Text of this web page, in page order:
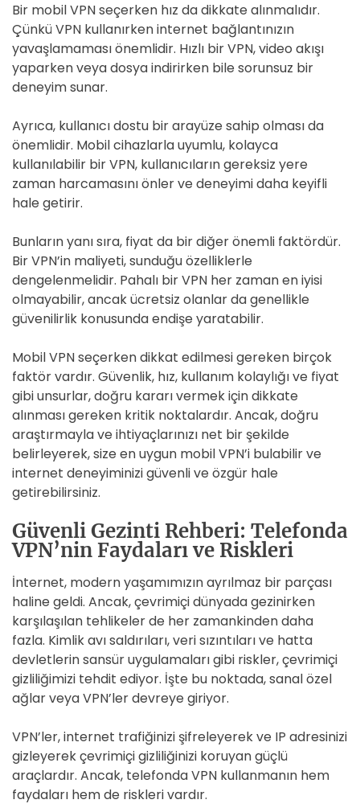
Bir mobil VPN seçerken hız da dikkate alınmalıdır.
Çünkü VPN kullanırken internet bağlantınızın
yavaşlamaması önemlidir. Hızlı bir VPN, video akışı
yaparken veya dosya indirirken bile sorunsuz bir
deneyim sunar.
Ayrıca, kullanıcı dostu bir arayüze sahip olması da
önemlidir. Mobil cihazlarla uyumlu, kolayca
kullanılabilir bir VPN, kullanıcıların gereksiz yere
zaman harcamasını önler ve deneyimi daha keyifli
hale getirir.
Bunların yanı sıra, fiyat da bir diğer önemli faktördür.
Bir VPN’in maliyeti, sunduğu özelliklerle
dengelenmelidir. Pahalı bir VPN her zaman en iyisi
olmayabilir, ancak ücretsiz olanlar da genellikle
güvenilirlik konusunda endişe yaratabilir.
Mobil VPN seçerken dikkat edilmesi gereken birçok
faktör vardır. Güvenlik, hız, kullanım kolaylığı ve fiyat
gibi unsurlar, doğru kararı vermek için dikkate
alınması gereken kritik noktalardır. Ancak, doğru
araştırmayla ve ihtiyaçlarınızı net bir şekilde
belirleyerek, size en uygun mobil VPN’i bulabilir ve
internet deneyiminizi güvenli ve özgür hale
getirebilirsiniz.
Güvenli Gezinti Rehberi: Telefonda
VPN’nin Faydaları ve Riskleri
İnternet, modern yaşamımızın ayrılmaz bir parçası
haline geldi. Ancak, çevrimiçi dünyada gezinirken
karşılaşılan tehlikeler de her zamankinden daha
fazla. Kimlik avı saldırıları, veri sızıntıları ve hatta
devletlerin sansür uygulamaları gibi riskler, çevrimiçi
gizliliğimizi tehdit ediyor. İşte bu noktada, sanal özel
ağlar veya VPN’ler devreye giriyor.
VPN’ler, internet trafiğinizi şifreleyerek ve IP adresinizi
gizleyerek çevrimiçi gizliliğinizi koruyan güçlü
araçlardır. Ancak, telefonda VPN kullanmanın hem
faydaları hem de riskleri vardır.